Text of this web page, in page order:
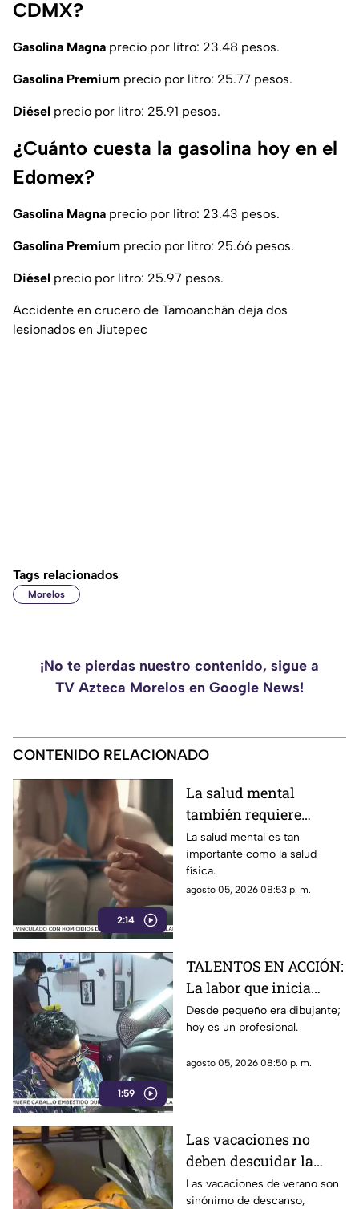
CDMX?
Gasolina Magna precio por litro: 23.48 pesos.
Gasolina Premium precio por litro: 25.77 pesos.
Diésel precio por litro: 25.91 pesos.
¿Cuánto cuesta la gasolina hoy en el
Edomex?
Gasolina Magna precio por litro: 23.43 pesos.
Gasolina Premium precio por litro: 25.66 pesos.
Diésel precio por litro: 25.97 pesos.
Accidente en crucero de Tamoanchán deja dos
lesionados en Jiutepec
Tags relacionados
Morelos
¡No te pierdas nuestro contenido, sigue a
TV Azteca Morelos en Google News!
CONTENIDO RELACIONADO
2:14
La salud mental
también requiere
atención
La salud mental es tan
importante como la salud
física.
agosto 05, 2026 08:53 p. m.
1:59
TALENTOS EN ACCIÓN:
La labor que inicia
desde la creatividad
Desde pequeño era dibujante;
hoy es un profesional.
agosto 05, 2026 08:50 p. m.
Las vacaciones no
deben descuidar la
alimentación infantil
Las vacaciones de verano son
sinónimo de descanso,